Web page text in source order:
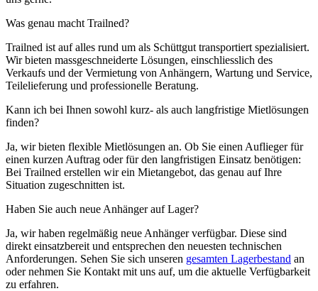
Was genau macht Trailned?
Trailned ist auf alles rund um als Schüttgut transportiert spezialisiert.
Wir bieten massgeschneiderte Lösungen, einschliesslich des
Verkaufs und der Vermietung von Anhängern, Wartung und Service,
Teilelieferung und professionelle Beratung.
Kann ich bei Ihnen sowohl kurz- als auch langfristige Mietlösungen
finden?
Ja, wir bieten flexible Mietlösungen an. Ob Sie einen Auflieger für
einen kurzen Auftrag oder für den langfristigen Einsatz benötigen:
Bei Trailned erstellen wir ein Mietangebot, das genau auf Ihre
Situation zugeschnitten ist.
Haben Sie auch neue Anhänger auf Lager?
Ja, wir haben regelmäßig neue Anhänger verfügbar. Diese sind
direkt einsatzbereit und entsprechen den neuesten technischen
Anforderungen. Sehen Sie sich unseren gesamten Lagerbestand an
oder nehmen Sie Kontakt mit uns auf, um die aktuelle Verfügbarkeit
zu erfahren.